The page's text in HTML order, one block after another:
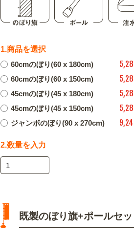
1.商品を選択
60cmのぼり(60 x 180cm)
60cmのぼり(60 x 150cm)
45cmのぼり(45 x 180cm)
45cmのぼり(45 x 150cm)
ジャンボのぼり(90 x 270cm)
2.数量を入力
既製のぼり旗+ポールセッ